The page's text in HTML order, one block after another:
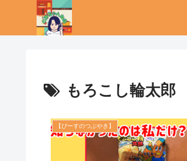
もろこし輪太郎
【ぴーすのつぶやき】